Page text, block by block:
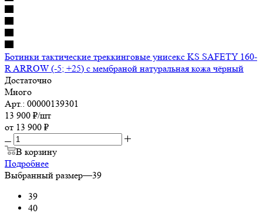
Ботинки тактические треккинговые унисекс KS SAFETY 160-
R ARROW (-5; +25) с мембраной натуральная кожа чёрный
Достаточно
Много
Арт.: 00000139301
13 900 ₽/шт
от 13 900 ₽
В корзину
Подробнее
Выбранный размер—39
39
40